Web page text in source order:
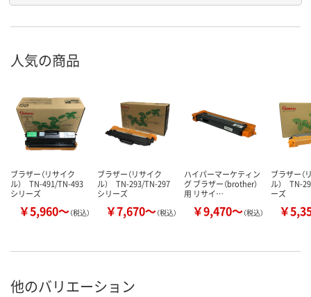
人気の商品
ブラザー（リサイク
ル） TN-491/TN-493
シリーズ
￥5,960～（税込）
ブラザー（リサイク
ル） TN-293/TN-297
シリーズ
￥7,670～（税込）
ハイパーマーケティン
グ ブラザー（brother）
用 リサイ…
￥9,470～（税込）
ブラザー（
ル） TN-
ーズ
￥
他のバリエーション